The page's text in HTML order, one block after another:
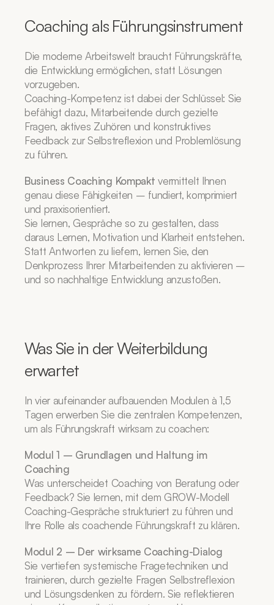
Coaching als Führungsinstrument
Die moderne Arbeitswelt braucht Führungskräfte,
die Entwicklung ermöglichen, statt Lösungen
vorzugeben.
Coaching-Kompetenz ist dabei der Schlüssel: Sie
befähigt dazu, Mitarbeitende durch gezielte
Fragen, aktives Zuhören und konstruktives
Feedback zur Selbstreflexion und Problemlösung
zu führen.
Business Coaching Kompakt vermittelt Ihnen
genau diese Fähigkeiten – fundiert, komprimiert
und praxisorientiert.
Sie lernen, Gespräche so zu gestalten, dass
daraus Lernen, Motivation und Klarheit entstehen.
Statt Antworten zu liefern, lernen Sie, den
Denkprozess Ihrer Mitarbeitenden zu aktivieren –
und so nachhaltige Entwicklung anzustoßen.
Was Sie in der Weiterbildung
erwartet
In vier aufeinander aufbauenden Modulen à 1,5
Tagen erwerben Sie die zentralen Kompetenzen,
um als Führungskraft wirksam zu coachen:
Modul 1 – Grundlagen und Haltung im
Coaching
Was unterscheidet Coaching von Beratung oder
Feedback? Sie lernen, mit dem GROW-Modell
Coaching-Gespräche strukturiert zu führen und
Ihre Rolle als coachende Führungskraft zu klären.
Modul 2 – Der wirksame Coaching-Dialog
Sie vertiefen systemische Fragetechniken und
trainieren, durch gezielte Fragen Selbstreflexion
und Lösungsdenken zu fördern. Sie reflektieren